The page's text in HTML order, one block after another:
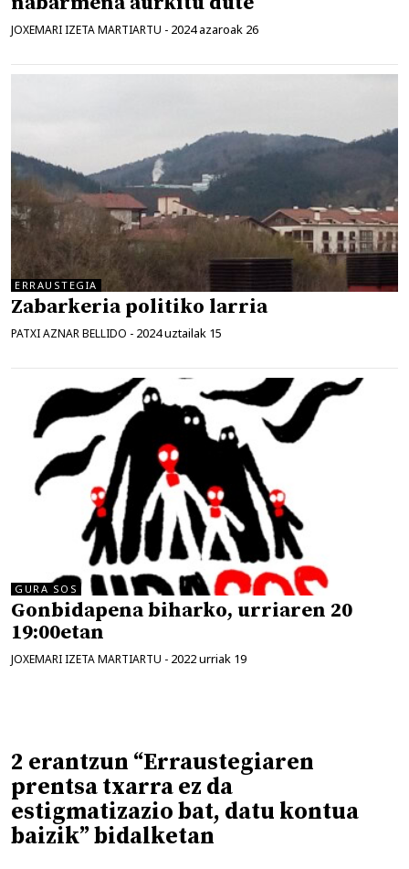
JOXEMARI IZETA MARTIARTU - 2024 azaroak 26
ERRAUSTEGIA
Zabarkeria politiko larria
PATXI AZNAR BELLIDO - 2024 uztailak 15
GURA SOS
Gonbidapena biharko, urriaren 20
19:00etan
JOXEMARI IZETA MARTIARTU - 2022 urriak 19
2 erantzun “Erraustegiaren
prentsa txarra ez da
estigmatizazio bat, datu kontua
baizik” bidalketan